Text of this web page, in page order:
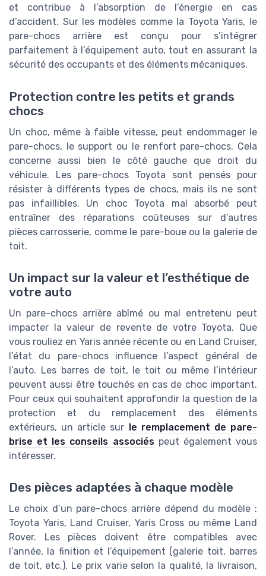
et contribue à l’absorption de l’énergie en cas
d’accident. Sur les modèles comme la Toyota Yaris, le
pare-chocs arrière est conçu pour s’intégrer
parfaitement à l’équipement auto, tout en assurant la
sécurité des occupants et des éléments mécaniques.
Protection contre les petits et grands
chocs
Un choc, même à faible vitesse, peut endommager le
pare-chocs, le support ou le renfort pare-chocs. Cela
concerne aussi bien le côté gauche que droit du
véhicule. Les pare-chocs Toyota sont pensés pour
résister à différents types de chocs, mais ils ne sont
pas infaillibles. Un choc Toyota mal absorbé peut
entraîner des réparations coûteuses sur d’autres
pièces carrosserie, comme le pare-boue ou la galerie de
toit.
Un impact sur la valeur et l’esthétique de
votre auto
Un pare-chocs arrière abîmé ou mal entretenu peut
impacter la valeur de revente de votre Toyota. Que
vous rouliez en Yaris année récente ou en Land Cruiser,
l’état du pare-chocs influence l’aspect général de
l’auto. Les barres de toit, le toit ou même l’intérieur
peuvent aussi être touchés en cas de choc important.
Pour ceux qui souhaitent approfondir la question de la
protection et du remplacement des éléments
extérieurs, un article sur le remplacement de pare-
brise et les conseils associéspeut également vous
intéresser.
Des pièces adaptées à chaque modèle
Le choix d’un pare-chocs arrière dépend du modèle :
Toyota Yaris, Land Cruiser, Yaris Cross ou même Land
Rover. Les pièces doivent être compatibles avec
l’année, la finition et l’équipement (galerie toit, barres
de toit, etc.). Le prix varie selon la qualité, la livraison,